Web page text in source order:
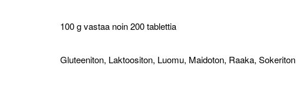
100 g vastaa noin 200 tablettia
Gluteeniton, Laktoositon, Luomu, Maidoton, Raaka, Sokeriton